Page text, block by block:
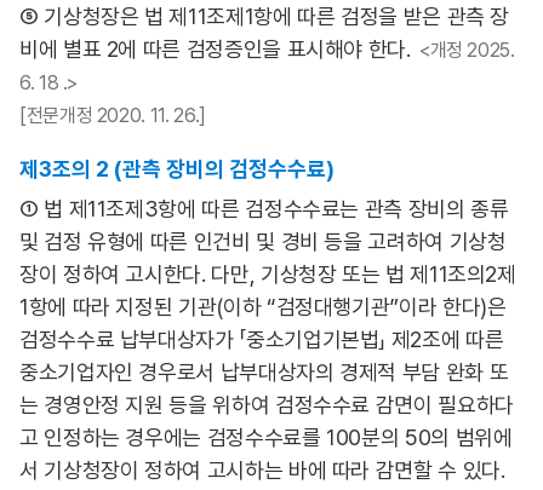
⑤ 기상청장은 법 제11조제1항에 따른 검정을 받은 관측 장
비에 별표 2에 따른 검정증인을 표시해야 한다. <개정 2025.
6. 18 .>
[전문개정 2020. 11. 26.]
제3조의 2 (관측 장비의 검정수수료)
① 법 제11조제3항에 따른 검정수수료는 관측 장비의 종류
및 검정 유형에 따른 인건비 및 경비 등을 고려하여 기상청
장이 정하여 고시한다. 다만, 기상청장 또는 법 제11조의2제
1항에 따라 지정된 기관(이하 “검정대행기관”이라 한다)은
검정수수료 납부대상자가 「중소기업기본법」 제2조에 따른
중소기업자인 경우로서 납부대상자의 경제적 부담 완화 또
는 경영안정 지원 등을 위하여 검정수수료 감면이 필요하다
고 인정하는 경우에는 검정수수료를 100분의 50의 범위에
서 기상청장이 정하여 고시하는 바에 따라 감면할 수 있다.